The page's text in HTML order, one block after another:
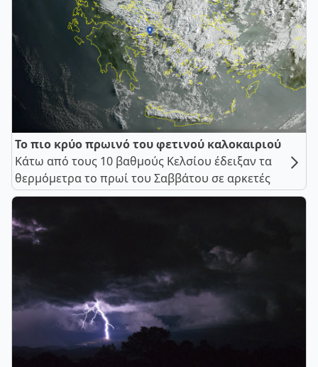
Το πιο κρύο πρωινό του φετινού καλοκαιριού
Κάτω από τους 10 βαθμούς Κελσίου έδειξαν τα
θερμόμετρα το πρωί του Σαββάτου σε αρκετές